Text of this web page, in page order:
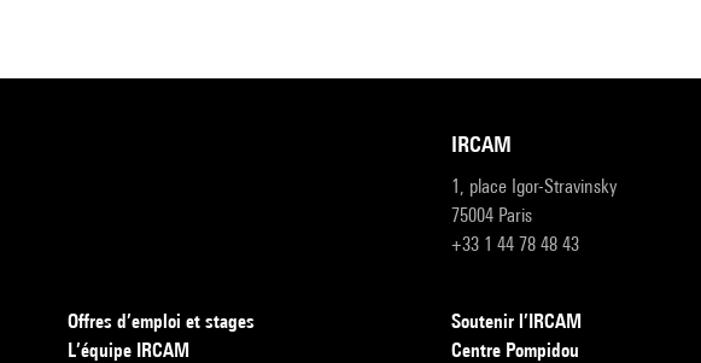
IRCAM
1, place Igor-Stravinsky
75004 Paris
+33 1 44 78 48 43
Offres d’emploi et stages
L’équipe IRCAM
Soutenir l’IRCAM
Centre Pompidou